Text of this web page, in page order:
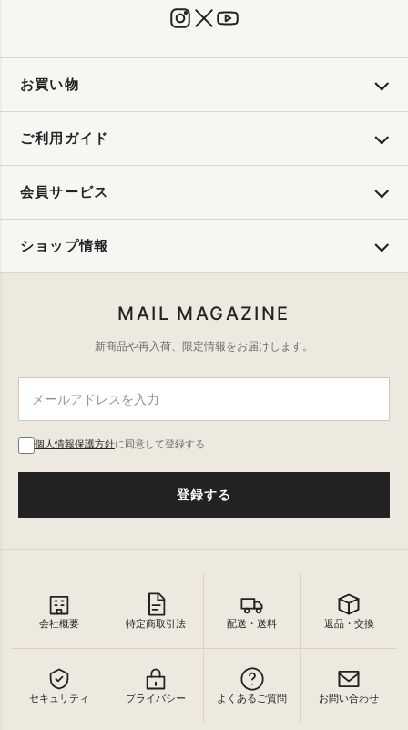
お買い物
ご利用ガイド
会員サービス
ショップ情報
MAIL MAGAZINE
新商品や再入荷、限定情報をお届けします。
個人情報保護方針に同意して登録する
登録する
会社概要 特定商取引法 配送・送料 返品・交換
セキュリティ プライバシー よくあるご質問 お問い合わせ